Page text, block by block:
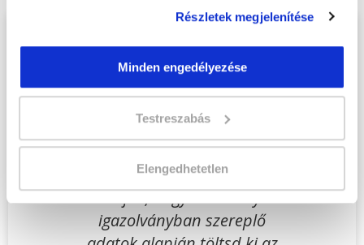
Részletek megjelenítése
Minden engedélyezése
Testreszabás
Elengedhetetlen
Töltsd ki adatlapunkat,
hogy eljuttathassuk Hozzád
INGYENES és MINDEN
KÖTELEZETTSÉGTŐL
MENTES tájékoztató
anyagunkat!
Kérjük, hogy a személyi
igazolványban szereplő